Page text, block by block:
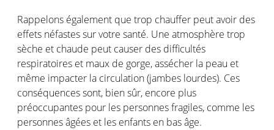
Rappelons également que trop chauffer peutavoir des
effets néfastessurvotre santé. Une atmosphère trop
sèche et chaude peut causer des difficultés
respiratoires et maux de gorge,assécher la peau et
même impacter la circulation (jambes lourdes). Ces
conséquencessont, biensûr, encore plus
préoccupantes pour les personnesfragiles, comme les
personnesâgées et les enfants en basâge.